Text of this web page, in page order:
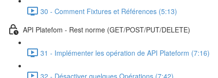
30 - Comment Fixtures et Références (5:13)
API Platefom - Rest norme (GET/POST/PUT/DELETE)
31 - Implémenter les opération de API Plateform (7:16)
32 - Désactiver quelques Opérations (7:42)